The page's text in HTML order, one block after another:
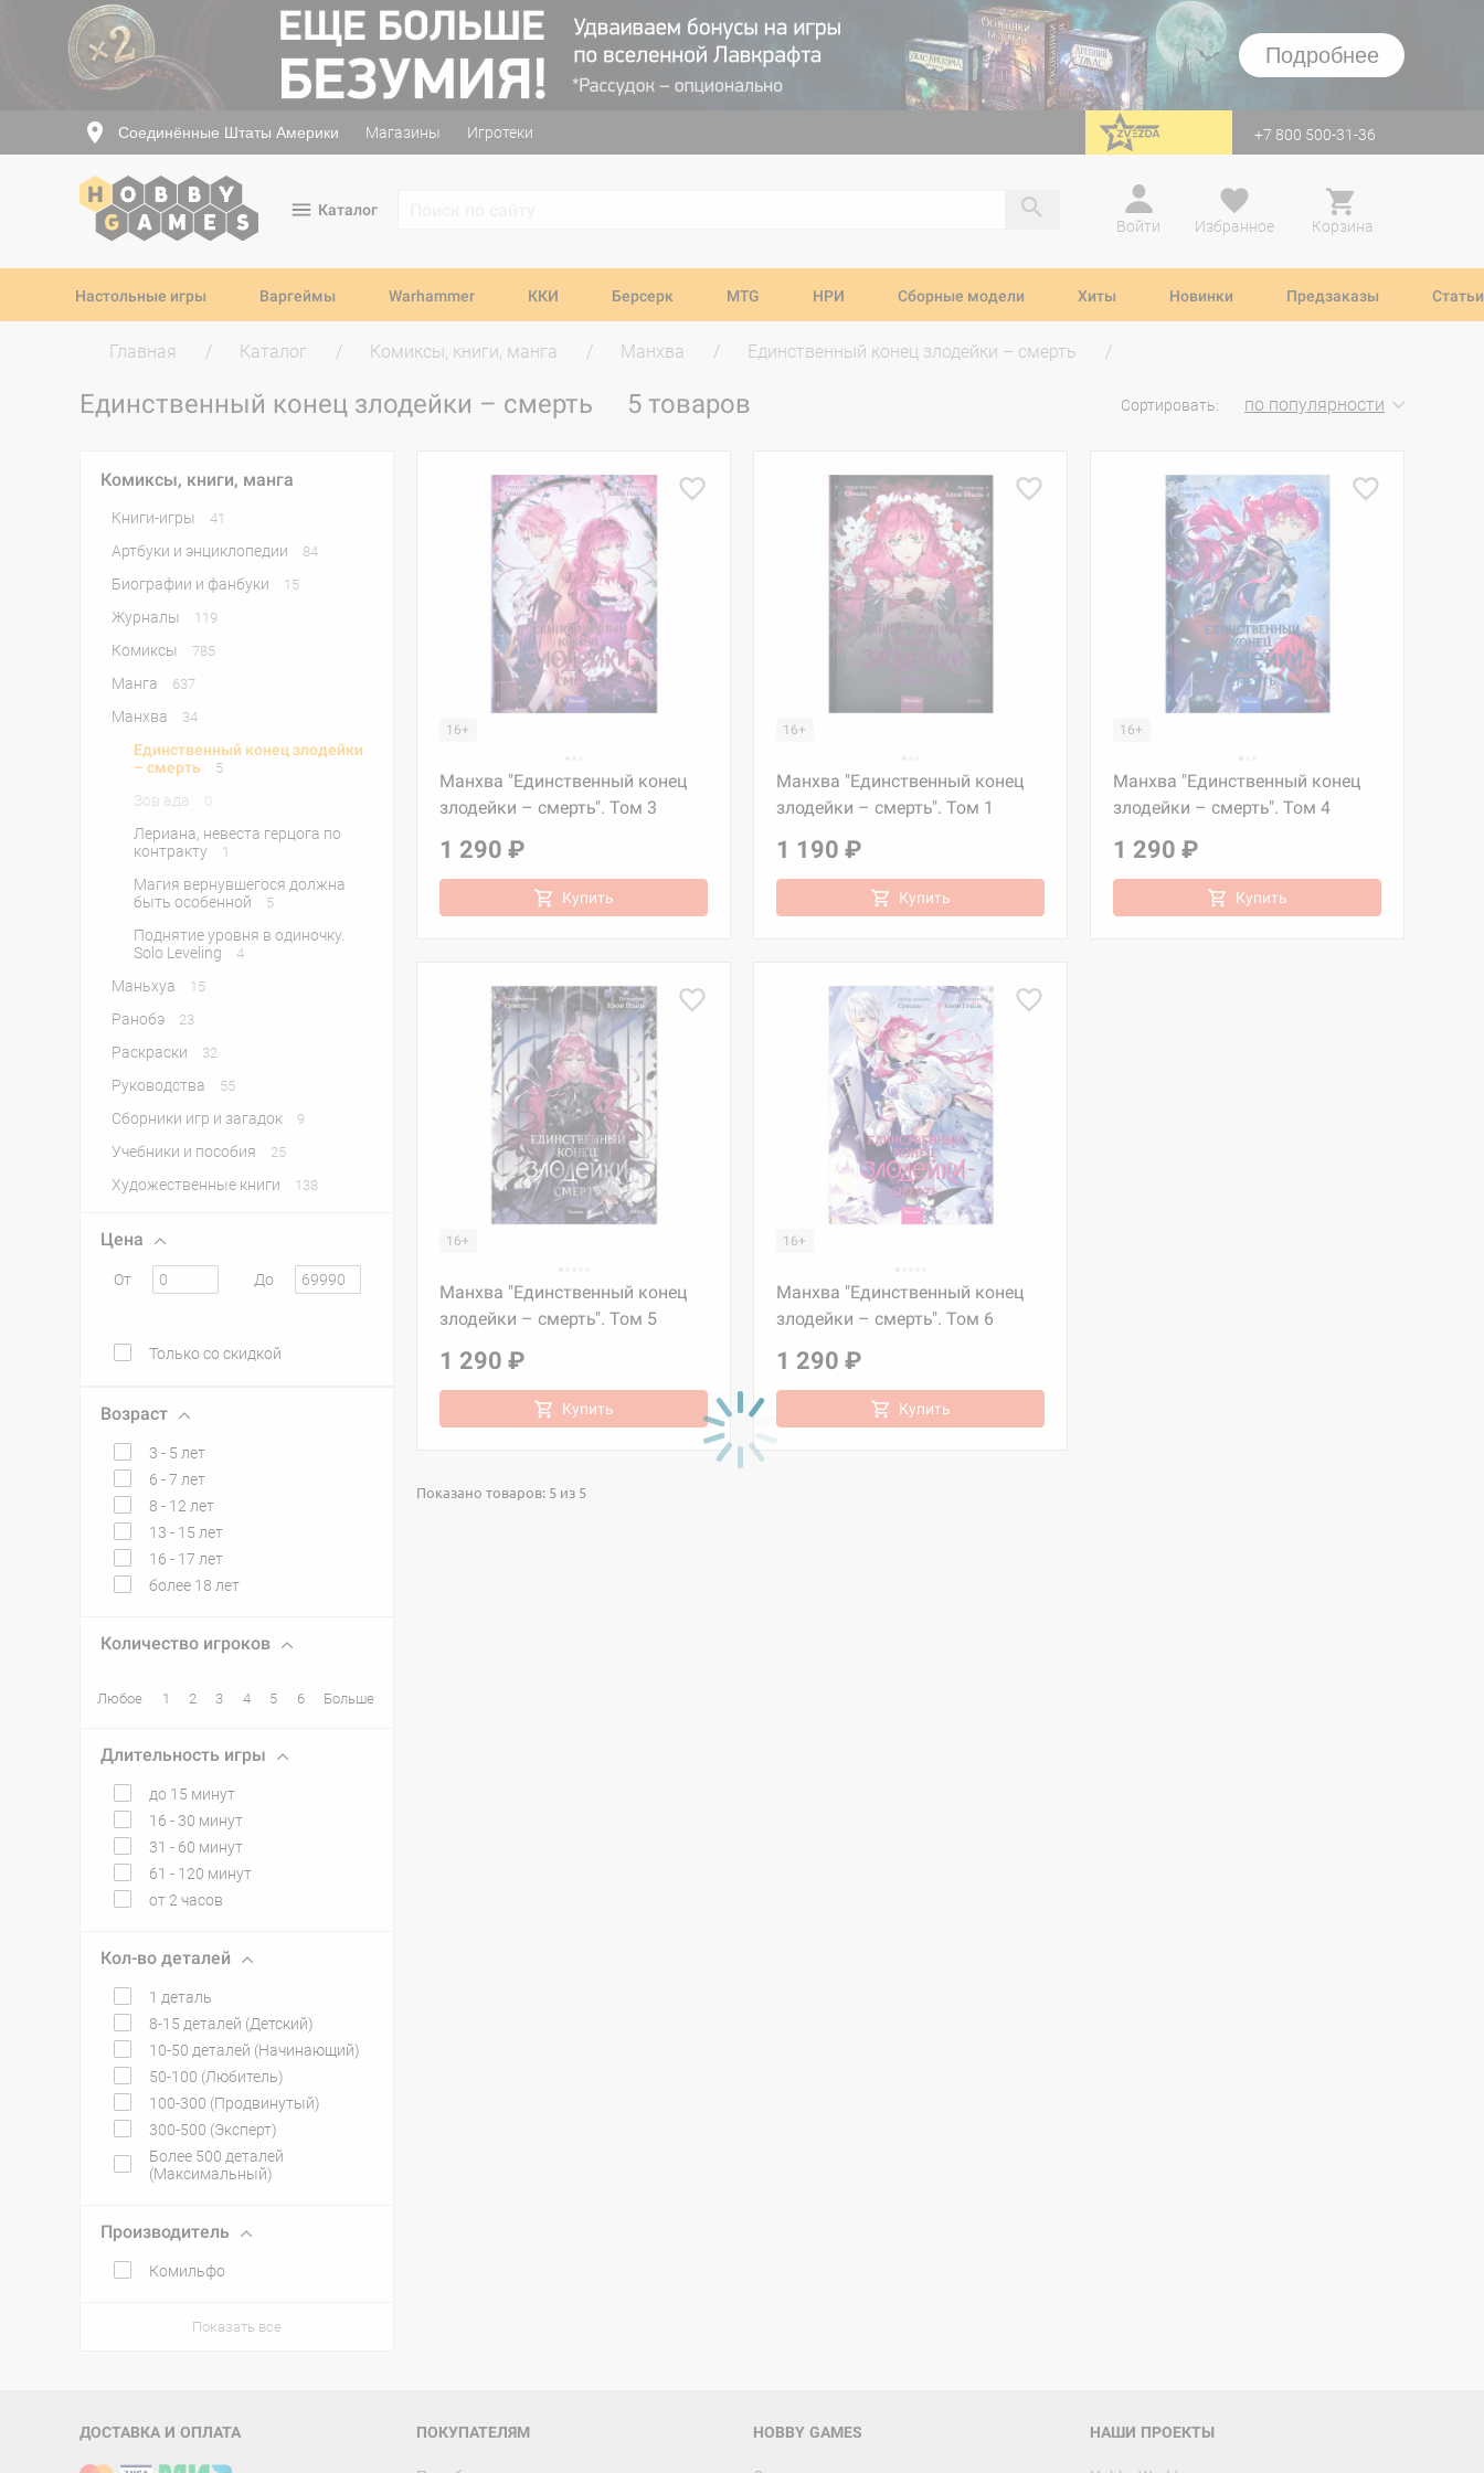
Подробнее
Соединённые Штаты Америки Магазины Игротеки перейти на Zvezda +7 800 500-31-36
Каталог
Войти
Избранное Корзина
Настольные игры Варгеймы Warhammer ККИ Берсерк MTG НРИ Сборные модели Хиты Новинки Предзаказы Статьи
Главная Каталог Комиксы, книги, манга Манхва Единственный конец злодейки – смерть
Единственный конец злодейки – смерть 5 товаров Сортировать: по популярности
Комиксы, книги, манга
Книги-игры 41
Артбуки и энциклопедии 84
Биографии и фанбуки 15
Журналы 119
Комиксы 785
Манга 637
Манхва 34
Единственный конец злодейки
– смерть
5
Зов ада 0
Лериана, невеста герцога по
контракту
1
Магия вернувшегося должна
быть особенной
5
Поднятие уровня в одиночку.
Solo Leveling
4
Маньхуа 15
Ранобэ 23
Раскраски 32
Руководства 55
Сборники игр и загадок 9
Учебники и пособия 25
Художественные книги 138
Цена
От До
Только со скидкой
Возраст
3 - 5 лет
6 - 7 лет
8 - 12 лет
13 - 15 лет
16 - 17 лет
более 18 лет
Количество игроков
Любое 1 2 3 4 5 6 Больше
Длительность игры
до 15 минут
16 - 30 минут
31 - 60 минут
61 - 120 минут
от 2 часов
Кол-во деталей
1 деталь
8-15 деталей (Детский)
10-50 деталей (Начинающий)
50-100 (Любитель)
100-300 (Продвинутый)
300-500 (Эксперт)
Более 500 деталей
(Максимальный)
Производитель
Комильфо
Показать все
16+
Манхва "Единственный конец
злодейки – смерть". Том 3
1 290 ₽
Купить
16+
Манхва "Единственный конец
злодейки – смерть". Том 1
1 190 ₽
Купить
16+
Манхва "Единственный конец
злодейки – смерть". Том 4
1 290 ₽
Купить
16+
Манхва "Единственный конец
злодейки – смерть". Том 5
1 290 ₽
Купить
16+
Манхва "Единственный конец
злодейки – смерть". Том 6
1 290 ₽
Купить
Показано товаров: 5 из 5
ДОСТАВКА И ОПЛАТА ПОКУПАТЕЛЯМ HOBBY GAMES НАШИ ПРОЕКТЫ